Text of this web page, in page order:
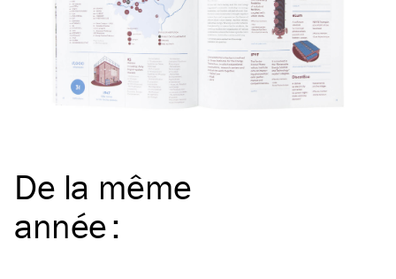
De la même
année: